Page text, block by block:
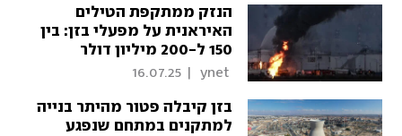
הנזק ממתקפת הטילים
האיראנית על מפעלי בזן: בין
150 ל-200 מיליון דולר
16.07.25
בזן קיבלה פטור מהיתר בנייה
למתקנים במתחם שנפגע